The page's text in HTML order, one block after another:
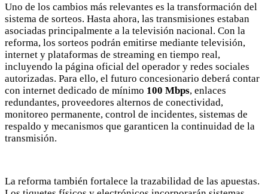
Uno de los cambios más relevantes es la transformación del
sistema de sorteos. Hasta ahora, las transmisiones estaban
asociadas principalmente a la televisión nacional. Con la
reforma, los sorteos podrán emitirse mediante televisión,
internet y plataformas de streaming en tiempo real,
incluyendo la página oficial del operador y redes sociales
autorizadas. Para ello, el futuro concesionario deberá contar
con internet dedicado de mínimo 100 Mbps, enlaces
redundantes, proveedores alternos de conectividad,
monitoreo permanente, control de incidentes, sistemas de
respaldo y mecanismos que garanticen la continuidad de la
transmisión.
La reforma también fortalece la trazabilidad de las apuestas.